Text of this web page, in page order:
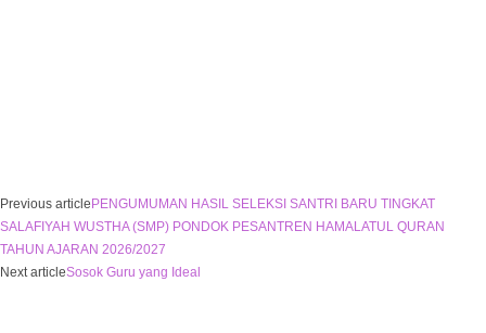
Previous article PENGUMUMAN HASIL SELEKSI SANTRI BARU TINGKAT
SALAFIYAH WUSTHA (SMP) PONDOK PESANTREN HAMALATUL QURAN
TAHUN AJARAN 2026/2027
Next articleSosok Guru yang Ideal